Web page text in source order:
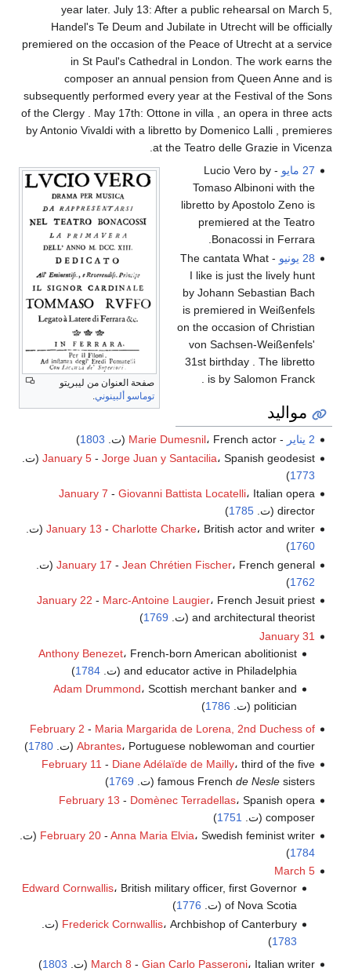
year later. July 13: After a public rehearsal on March 5,
Handel's Te Deum and Jubilate in Utrecht will be officially
premiered on the occasion of the Peace of Utrecht at a service
in St Paul's Cathedral in London. The work earns the
composer an annual pension from Queen Anne and is
subsequently performed every year at the Festival of the Sons
of the Clergy . May 17th: Ottone in villa , an opera in three acts
by Antonio Vivaldi with a libretto by Domenico Lalli , premieres
at the Teatro delle Grazie in Vicenza.
صفحة العنوان من ليبريتو
توماسو ألبينوني.
27 مايو
- Lucio Vero by
Tomaso Albinoni with the
libretto by Apostolo Zeno is
premiered at the Teatro
Bonacossi in Ferrara.
28 يونيو
- ​​The cantata What
I like is just the lively hunt
by Johann Sebastian Bach
is premiered in Weißenfels
on the occasion of Christian
von Sachsen-Weißenfels'
31st birthday . The libretto
is by Salomon Franck .
مواليد
2 يناير -
Marie Dumesnil، French actor (ت. 1803
)
January 5- Jorge Juan y Santacilia، Spanish geodesist (ت.
1773
)
January 7 - Giovanni Battista Locatelli، Italian opera
director (ت.
1785
)
January 13 - Charlotte Charke، British actor and writer (ت.
1760
)
January 17 - Jean Chrétien Fischer، French general (ت.
1762
)
January 22 - Marc-Antoine Laugier، French Jesuit priest
and architectural theorist (ت.
1769
)
January 31
Anthony Benezet، French-born American abolitionist
and educator active in Philadelphia (ت.
1784
)
Adam Drummond، Scottish merchant banker and
politician (ت.
1786
)
February 2 - Maria Margarida de Lorena, 2nd Duchess of
Abrantes، Portuguese noblewoman and courtier (ت. 1780
)
February 11 - Diane Adélaïde de Mailly، third of the five
famous French de Neslesisters (ت. 1769
)
February 13 - Domènec Terradellas، Spanish opera
composer (ت.
1751
)
February 20- Anna Maria Elvia، Swedish feminist writer (ت.
1784
)
March 5
Edward Cornwallis، British military officer, first Governor
of Nova Scotia (ت.
1776
)
Frederick Cornwallis، Archbishop of Canterbury (ت.
1783
)
March 8 - Gian Carlo Passeroni، Italian writer (ت. 1803
)